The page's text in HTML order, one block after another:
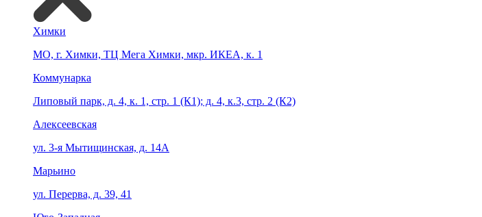
Химки
МО, г. Химки, ТЦ Мега Химки, мкр. ИКЕА, к. 1
Коммунарка
Липовый парк, д. 4, к. 1, стр. 1 (К1); д. 4, к.3, стр. 2 (К2)
Алексеевская
ул. 3-я Мытищинская, д. 14А
Марьино
ул. Перерва, д. 39, 41